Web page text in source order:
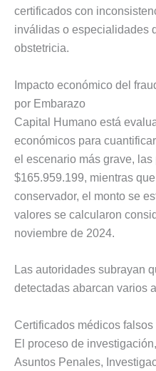
certificados con
inválidas o especialidades
obstetricia.
Impacto económico del
por Embarazo
Capital Humano está
económicos para
el escenario más grave,
$165.959.199, mientras
conservador, el monto se
valores se calcularon
noviembre de 2024.
Las autoridades subrayan
detectadas abarcan varios
Certificados médicos
El proceso de
Asuntos Penales,